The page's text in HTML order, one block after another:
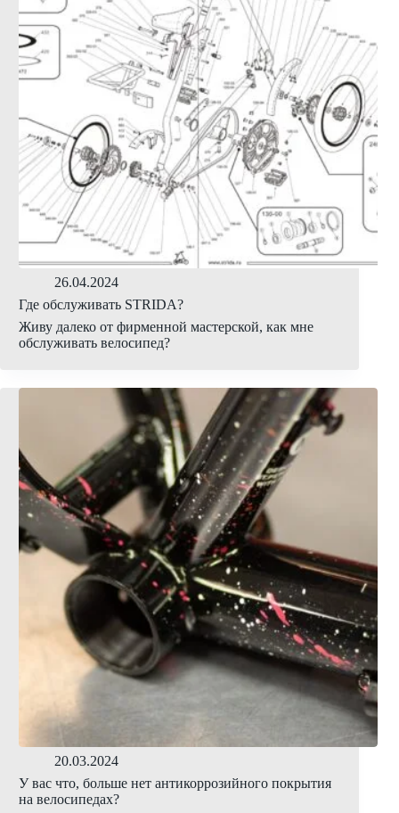
26.04.2024
Где обслуживать STRIDA?
Живу далеко от фирменной мастерской, как мне
обслуживать велосипед?
20.03.2024
У вас что, больше нет антикоррозийного покрытия
на велосипедах?